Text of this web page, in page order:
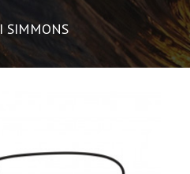
SIMMONS